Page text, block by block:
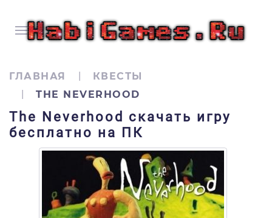
ГЛАВНАЯ
КВЕСТЫ
THE NEVERHOOD
The Neverhood скачать игру
бесплатно на ПК